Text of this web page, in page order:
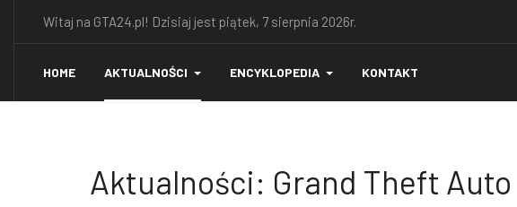
Witaj na GTA24.pl! Dzisiaj jest piątek, 7 sierpnia 2026r.
HOME AKTUALNOŚCI ENCYKLOPEDIA KONTAKT
Aktualności: Grand Theft Auto